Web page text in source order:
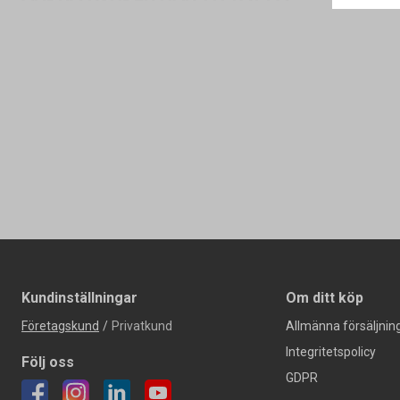
Kundinställningar
Företagskund / Privatkund
Följ oss
Om ditt köp
Allmänna
Integritetspolicy
GDPR